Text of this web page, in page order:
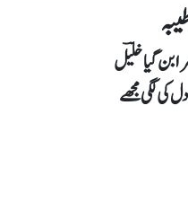
بن گیا خلیؔل
کی لگی مجھے